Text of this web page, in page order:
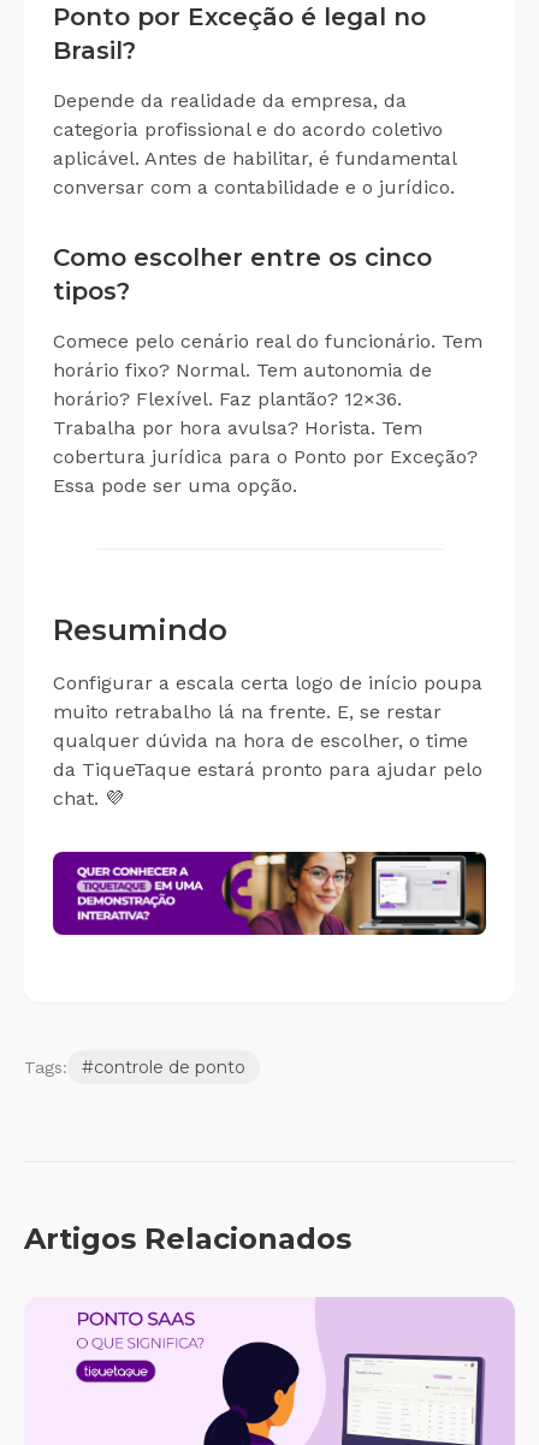
Ponto por Exceção é legal no
Brasil?
Depende da realidade da empresa, da
categoria profissional e do acordo coletivo
aplicável. Antes de habilitar, é fundamental
conversar com a contabilidade e o jurídico.
Como escolher entre os cinco
tipos?
Comece pelo cenário real do funcionário. Tem
horário fixo? Normal. Tem autonomia de
horário? Flexível. Faz plantão? 12×36.
Trabalha por hora avulsa? Horista. Tem
cobertura jurídica para o Ponto por Exceção?
Essa pode ser uma opção.
Resumindo
Configurar a escala certa logo de início poupa
muito retrabalho lá na frente. E, se restar
qualquer dúvida na hora de escolher, o time
da TiqueTaque estará pronto para ajudar pelo
chat. 💜
Tags: #controle de ponto
Artigos Relacionados